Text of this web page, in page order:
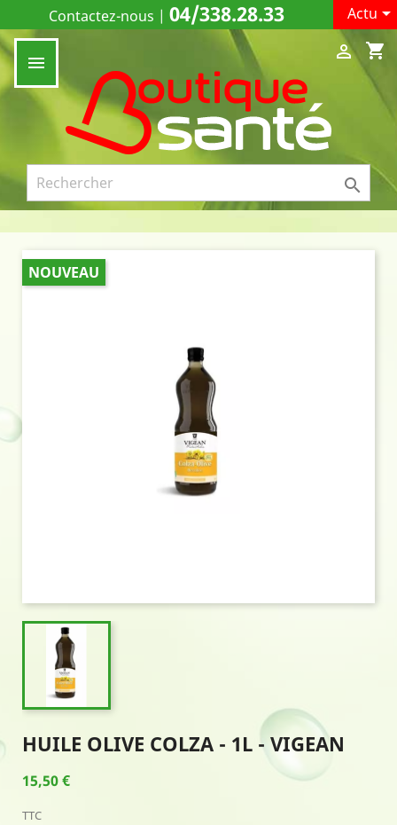
Contactez-nous | 04/338.28.33 Actu

shopping_cart


NOUVEAU
HUILE OLIVE COLZA - 1L - VIGEAN
15,50 €
TTC